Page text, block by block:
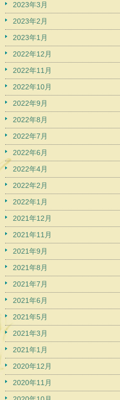
2023年3月
2023年2月
2023年1月
2022年12月
2022年11月
2022年10月
2022年9月
2022年8月
2022年7月
2022年6月
2022年4月
2022年2月
2022年1月
2021年12月
2021年11月
2021年9月
2021年8月
2021年7月
2021年6月
2021年5月
2021年3月
2021年1月
2020年12月
2020年11月